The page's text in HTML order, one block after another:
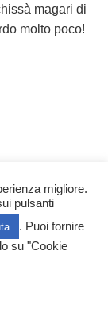
magari di
molto poco!
si
migliore.
pulsanti
. Puoi fornire
su "Cookie